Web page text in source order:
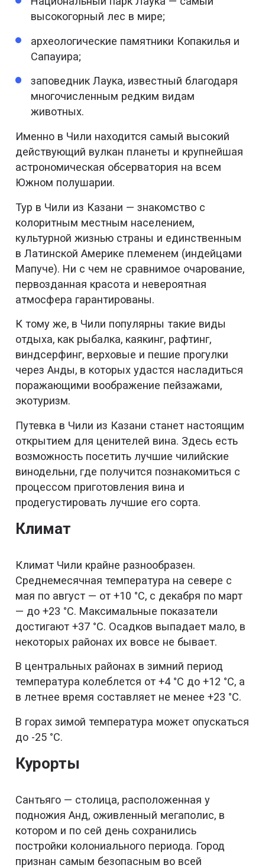
высокогорный лес в мире;
археологические памятники Копакилья и
Сапауира;
заповедник Лаука, известный благодаря
многочисленным редким видам
животных.
Именно в Чили находится самый высокий
действующий вулкан планеты и крупнейшая
астрономическая обсерватория на всем
Южном полушарии.
Тур в Чили из Казани — знакомство с
колоритным местным населением,
культурной жизнью страны и единственным
в Латинской Америке племенем (индейцами
Мапуче). Ни с чем не сравнимое очарование,
первозданная красота и невероятная
атмосфера гарантированы.
К тому же, в Чили популярны такие виды
отдыха, как рыбалка, каякинг, рафтинг,
виндсерфинг, верховые и пешие прогулки
через Анды, в которых удастся насладиться
поражающими воображение пейзажами,
экотуризм.
Путевка в Чили из Казани станет настоящим
открытием для ценителей вина. Здесь есть
возможность посетить лучшие чилийские
винодельни, где получится познакомиться с
процессом приготовления вина и
продегустировать лучшие его сорта.
Климат
Климат Чили крайне разнообразен.
Среднемесячная температура на севере с
мая по август — от +10 °C, с декабря по март
— до +23 °C. Максимальные показатели
достигают +37 °C. Осадков выпадает мало, в
некоторых районах их вовсе не бывает.
В центральных районах в зимний период
температура колеблется от +4 °C до +12 °C, а
в летнее время составляет не менее +23 °C.
В горах зимой температура может опускаться
до -25 °C.
Курорты
Сантьяго — столица, расположенная у
подножия Анд, оживленный мегаполис, в
котором и по сей день сохранились
постройки колониального периода. Город
признан самым безопасным во всей